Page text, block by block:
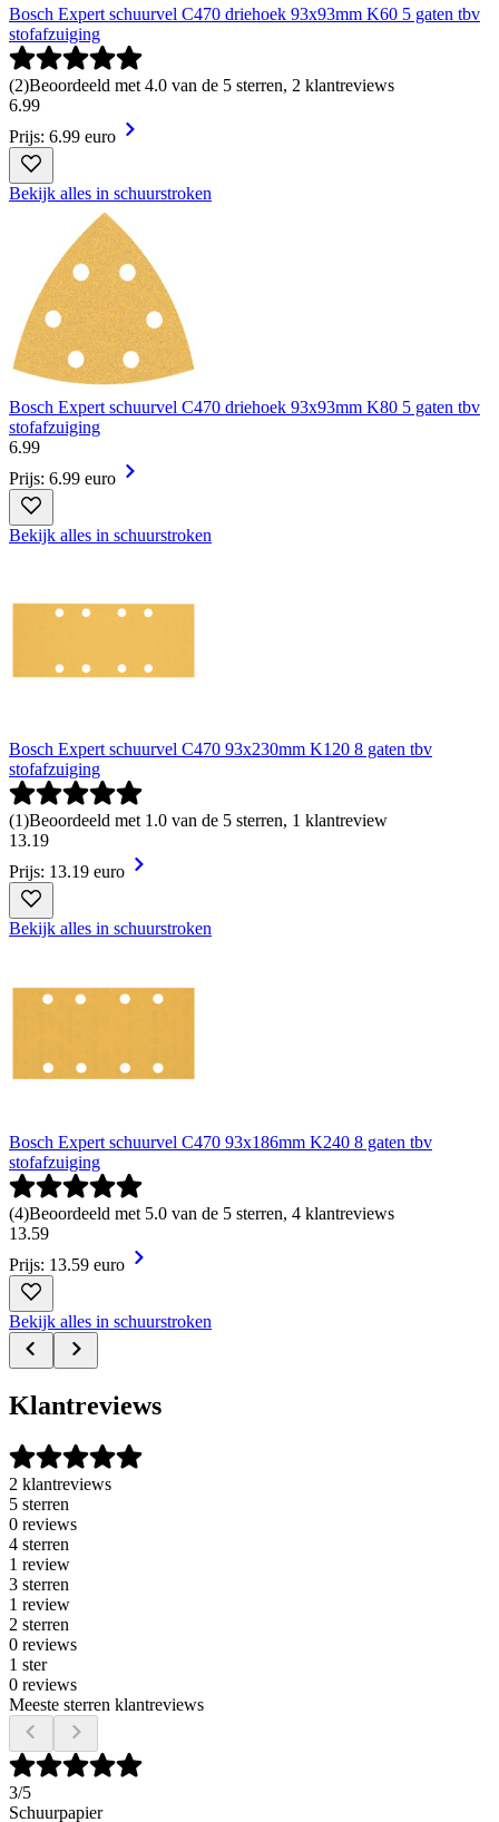
Bosch Expert schuurvel C470 driehoek 93x93mm K60 5 gaten tbv
stofafzuiging
(2)Beoordeeld met 4.0 van de 5 sterren, 2 klantreviews
6.99
Prijs: 6.99 euro
Bekijk alles in schuurstroken
Bosch Expert schuurvel C470 driehoek 93x93mm K80 5 gaten tbv
stofafzuiging
6.99
Prijs: 6.99 euro
Bekijk alles in schuurstroken
Bosch Expert schuurvel C470 93x230mm K120 8 gaten tbv
stofafzuiging
(1)Beoordeeld met 1.0 van de 5 sterren, 1 klantreview
13.19
Prijs: 13.19 euro
Bekijk alles in schuurstroken
Bosch Expert schuurvel C470 93x186mm K240 8 gaten tbv
stofafzuiging
(4)Beoordeeld met 5.0 van de 5 sterren, 4 klantreviews
13.59
Prijs: 13.59 euro
Bekijk alles in schuurstroken
Klantreviews
2 klantreviews
5 sterren
0 reviews
4 sterren
1 review
3 sterren
1 review
2 sterren
0 reviews
1 ster
0 reviews
Meeste sterren klantreviews
3/5
Schuurpapier